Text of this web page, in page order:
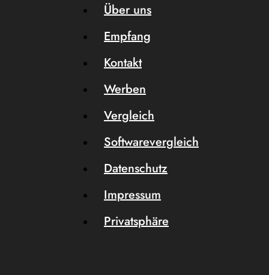
Über uns
Empfang
Kontakt
Werben
Vergleich
Softwarevergleich
Datenschutz
Impressum
Privatsphäre